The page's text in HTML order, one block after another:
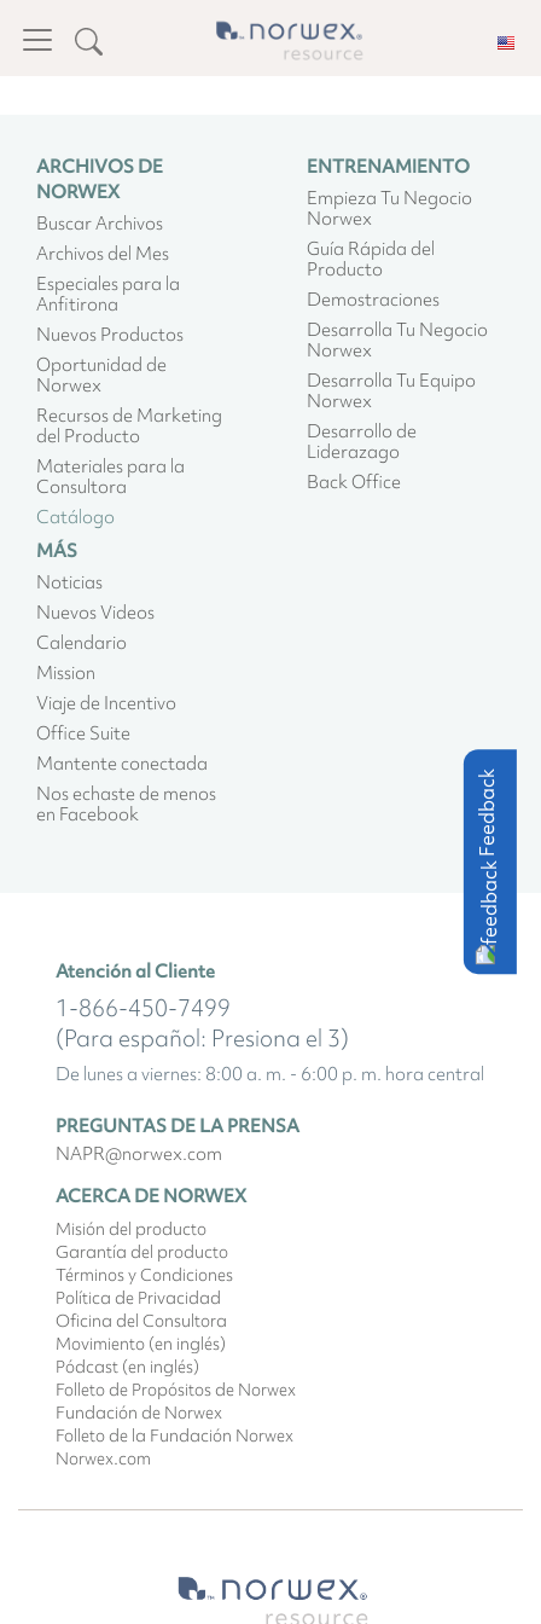
ARCHIVOS DE
NORWEX
Buscar Archivos
Archivos del Mes
Especiales para la
Anfitirona
Nuevos Productos
Oportunidad de
Norwex
Recursos de Marketing
del Producto
Materiales para la
Consultora
Catálogo
ENTRENAMIENTO
Empieza Tu Negocio
Norwex
Guía Rápida del
Producto
Demostraciones
Desarrolla Tu Negocio
Norwex
Desarrolla Tu Equipo
Norwex
Desarrollo de
Liderazago
Back Office
MÁS
Noticias
Nuevos Videos
Calendario
Mission
Viaje de Incentivo
Office Suite
Mantente conectada
Nos echaste de menos
en Facebook
Feedback
Atención al Cliente
1-866-450-7499
(Para español: Presiona el 3)
De lunes a viernes: 8:00 a. m. - 6:00 p. m. hora central
PREGUNTAS DE LA PRENSA
NAPR@norwex.com
ACERCA DE NORWEX
Misión del producto
Garantía del producto
Términos y Condiciones
Política de Privacidad
Oficina del Consultora
Movimiento (en inglés)
Pódcast (en inglés)
Folleto de Propósitos de Norwex
Fundación de Norwex
Folleto de la Fundación Norwex
Norwex.com